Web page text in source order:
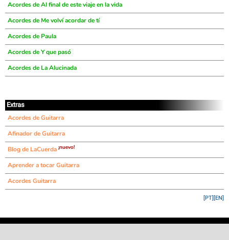
Acordes de Al final de este viaje en la vida
Acordes de Me volví acordar de tí
Acordes de Paula
Acordes de Y que pasó
Acordes de La Alucinada
Extras
Acordes de Guitarra
Afinador de Guitarra
Blog de LaCuerda ¡nuevo!
Aprender a tocar Guitarra
Acordes Guitarra
[EN]
[PT]